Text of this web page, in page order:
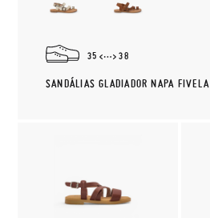
35 38
SANDÁLIAS GLADIADOR NAPA FIVELA